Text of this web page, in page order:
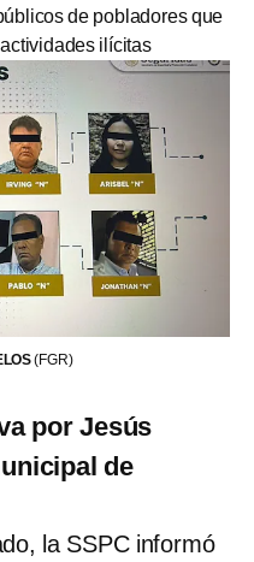
de pobladores que
ilícitas
(FGR)
por Jesús
de
la SSPC informó